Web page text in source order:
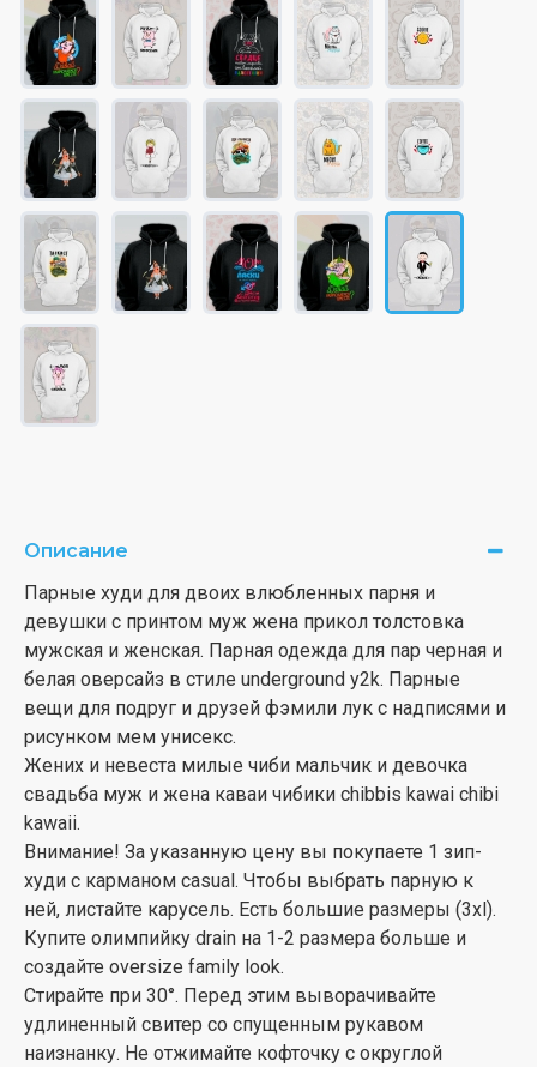
Описание
Парные худи для двоих влюбленных парня и
девушки с принтом муж жена прикол толстовка
мужская и женская. Парная одежда для пар черная и
белая оверсайз в стиле underground y2k. Парные
вещи для подруг и друзей фэмили лук с надписями и
рисунком мем унисекс.
Жених и невеста милые чиби мальчик и девочка
свадьба муж и жена каваи чибики chibbis kawai chibi
kawaii.
Внимание! За указанную цену вы покупаете 1 зип-
худи с карманом casual. Чтобы выбрать парную к
ней, листайте карусель. Есть большие размеры (3xl).
Купите олимпийку drain на 1-2 размера больше и
создайте oversize family look.
Стирайте при 30°. Перед этим выворачивайте
удлиненный свитер со спущенным рукавом
наизнанку. Не отжимайте кофточку с округлой